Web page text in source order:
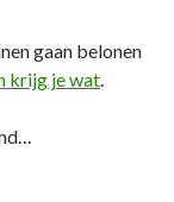
gaan belonen
krijg je wat.